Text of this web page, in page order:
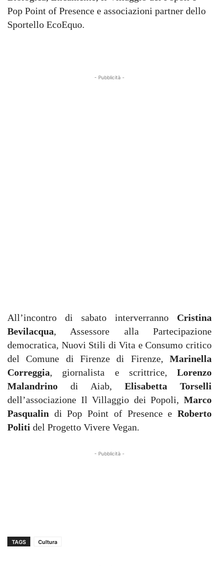
Pop Point of Presence e associazioni partner dello
Sportello EcoEquo.
- Pubblicità -
All’incontro di sabato interverranno Cristina
Bevilacqua, Assessore alla Partecipazione
democratica, Nuovi Stili di Vita e Consumo critico
del Comune di Firenze di Firenze, Marinella
Correggia, giornalista e scrittrice, Lorenzo
Malandrino di Aiab, Elisabetta Torselli
dell’associazione Il Villaggio dei Popoli, Marco
Pasqualin di Pop Point of Presence e Roberto
Politi del Progetto Vivere Vegan.
- Pubblicità -
TAGS Cultura